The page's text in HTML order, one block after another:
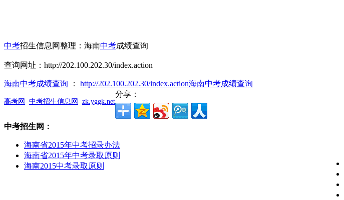
中考招生信息网整理：海南中考成绩查询
查询网址：http://202.100.202.30/index.action
海南中考成绩查询 ： http://202.100.202.30/index.action海南中考成绩查询
高考网 中考招生信息网 zk.yggk.net
分享：
中考招生网：
海南省2015年中考招录办法
海南省2015年中考录取原则
海南2015中考录取原则